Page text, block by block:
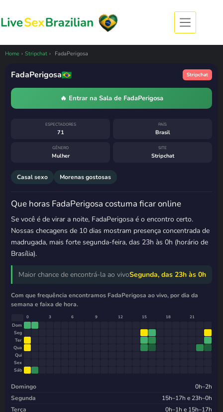
Home › Stripchat › FadaPerigosa
FadaPerigosa esteve ao vivo
FadaPerigosa Stripchat
🔥 Entrar na Sala de FadaPerigosa
ESPECTADORES
71
PAÍS
Brasil
GÊNERO
Mulher
SITE
Stripchat
Casal sexo Morenas gostosas
Que horas FadaPerigosa costuma ficar online
Se você é de virar a noite, FadaPerigosa é o encontro certo.
Nossas checagens de 10 dias mostram presença concentrada de
madrugada, mais forte segunda-feira, das 23h às 0h (horário de
Brasília).
Maior chance de encontrá-la ao vivoSegunda, das 23h às 0h
Com que frequência encontramos FadaPerigosa ao vivo, por dia da
semana e faixa de hora.
0 3 6 9 12 15 18 21
Dom
Seg
Ter
Qua
Qui
Sex
Sáb
Domingo
0h–2h
Segunda
15h–17h e 23h–0h
Terça
0h–1h e 15h–17h